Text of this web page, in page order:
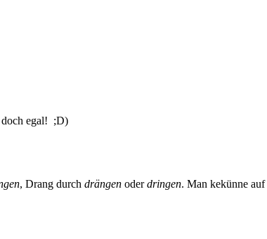
egal! ;D)
, Drang durch drängen oderdringen. Man kekünne auf